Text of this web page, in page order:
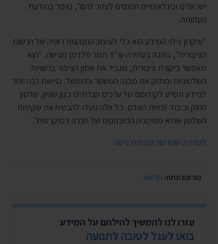
ישראלים ובינלאומיים המנסים לעזור להם", נאמר בהודעת
העמותה.
"עיקרון גילוי המידע הוא כלי לעיצוב התנהגות ראויה של הרשות
הציבורית", כתבה בעתירה עו"ד תמר פלדמן מגישה, "הוא
מאפשר ביקורת ציבורית, מגביר את אמון הציבור ברשויות
השלטוניות ומחזק את מבנה המשטר והממשל. נגישות רבה יותר
למידע תסייע לקידומם של ערכים חברתיים כגון שוויון, שלטון
החוק וכיבוד זכויות האדם. כל אלה נועדו להבטיח את שקיפות
השלטון שהיא מסימניה המובהקים של חברה דמוקרטית".
לעתירה שהגישה עמותת גישה
פורסם תחת: חדשות
עזרו לנו להמשיך להילחם על המידע
בואו לעגל לטובה לתנועה